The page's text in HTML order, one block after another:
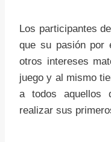
Los participantes
que su pasión por
otros intereses
juego y al mismo
a todos aquellos
realizar sus